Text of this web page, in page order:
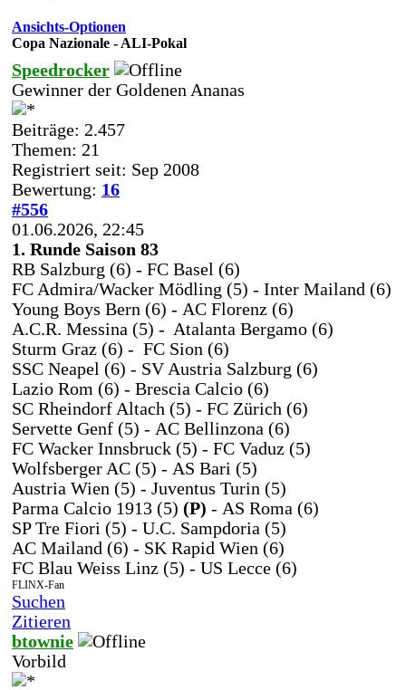
Ansichts-Optionen
Copa Nazionale - ALI-Pokal
Speedrocker
Gewinner der Goldenen Ananas
Beiträge: 2.457
Themen: 21
Registriert seit: Sep 2008
Bewertung: 16
#556
01.06.2026, 22:45
1. Runde Saison 83
RB Salzburg (6) - FC Basel (6)
FC Admira/Wacker Mödling (5) - Inter Mailand (6)
Young Boys Bern (6) - AC Florenz (6)
A.C.R. Messina (5) - Atalanta Bergamo (6)
Sturm Graz (6) - FC Sion (6)
SSC Neapel (6) - SV Austria Salzburg (6)
Lazio Rom (6) - Brescia Calcio (6)
SC Rheindorf Altach (5) - FC Zürich (6)
Servette Genf (5) - AC Bellinzona (6)
FC Wacker Innsbruck (5) - FC Vaduz (5)
Wolfsberger AC (5) - AS Bari (5)
Austria Wien (5) - Juventus Turin (5)
Parma Calcio 1913 (5) (P) - AS Roma (6)
SP Tre Fiori (5) - U.C. Sampdoria (5)
AC Mailand (6) - SK Rapid Wien (6)
FC Blau Weiss Linz (5) - US Lecce (6)
FLINX-Fan
Suchen
Zitieren
btownie
Vorbild